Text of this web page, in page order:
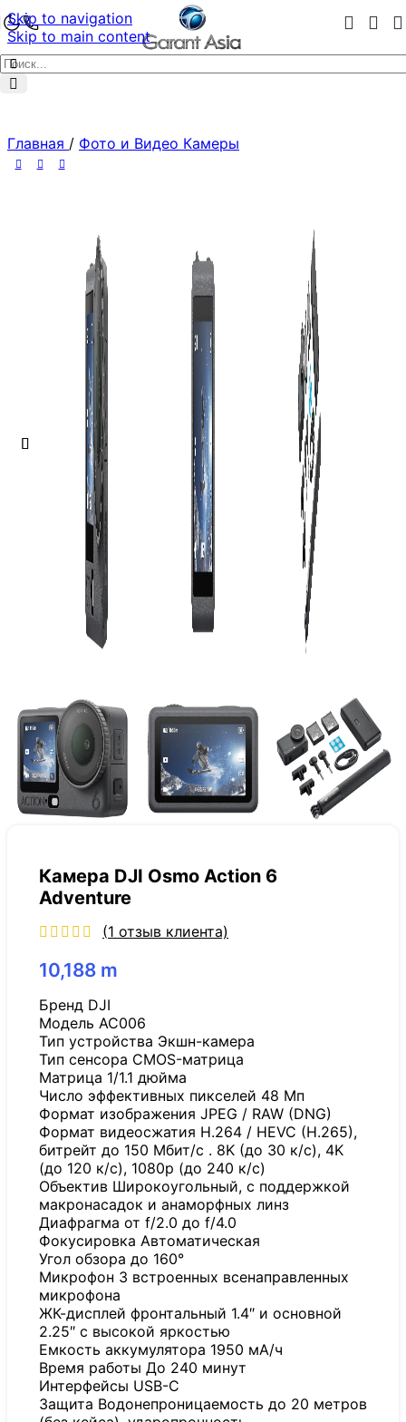
Skip to navigation
Skip to main content
Главная / Фото и Видео Камеры
Камера DJI Osmo Action 6
Adventure
(1 отзыв клиента)
10,188 m
Бренд DJI
Модель AC006
Тип устройства Экшн-камера
Тип сенсора CMOS-матрица
Матрица 1/1.1 дюйма
Число эффективных пикселей 48 Мп
Формат изображения JPEG / RAW (DNG)
Формат видеосжатия H.264 / HEVC (H.265),
битрейт до 150 Мбит/с . 8K (до 30 к/с), 4K
(до 120 к/с), 1080p (до 240 к/с)
Объектив Широкоугольный, с поддержкой
макронасадок и анаморфных линз
Диафрагма от f/2.0 до f/4.0
Фокусировка Автоматическая
Угол обзора до 160°
Микрофон 3 встроенных всенаправленных
микрофона
ЖК-дисплей фронтальный 1.4″ и основной
2.25″ с высокой яркостью
Емкость аккумулятора 1950 мА/ч
Время работы До 240 минут
Интерфейсы USB-C
Защита Водонепроницаемость до 20 метров